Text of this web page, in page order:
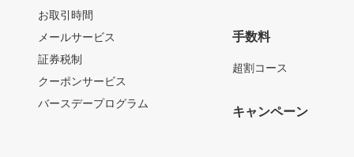
お取引時間
メールサービス
証券税制
クーポンサービス
バースデープログラム
手数料
超割コース
キャンペーン